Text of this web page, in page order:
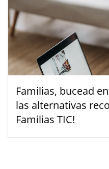
Familias, bucead
las alternativas
Familias TIC!